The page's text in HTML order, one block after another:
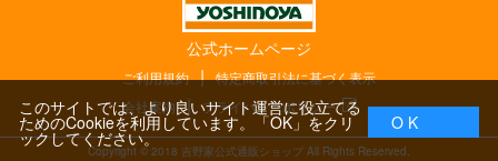
公式ホームページ
ご利用規約
特定商取引法に基づく表示
会社案内
プライバシーポリシー
Copyright © 2018 吉野家公式通販ショップ All Rights Reserved.
このサイトでは、より良いサイト運営に役立てる
ためのCookieを利用しています。「OK」をクリ
ックしてください。
O K